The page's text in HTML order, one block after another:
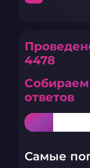
4478
ответов
Самые